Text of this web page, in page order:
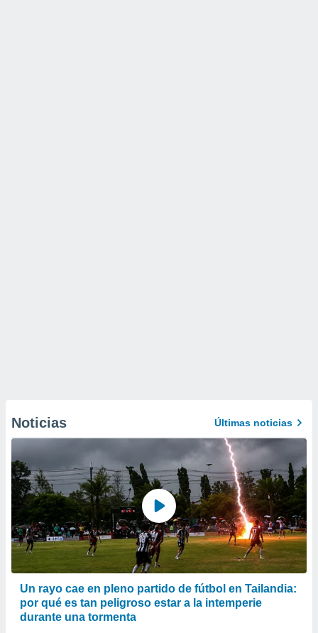
Noticias Últimas noticias
Un rayo cae en pleno partido de fútbol en Tailandia:
por qué es tan peligroso estar a la intemperie
durante una tormenta